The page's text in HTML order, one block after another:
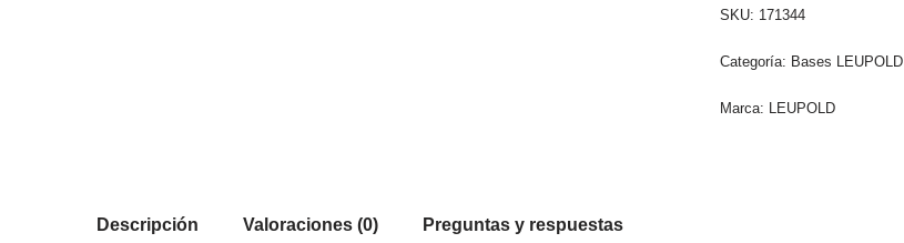
SKU: 171344
Categoría: Bases LEUPOLD
Marca: LEUPOLD
Descripción Valoraciones (0) Preguntas y respuestas